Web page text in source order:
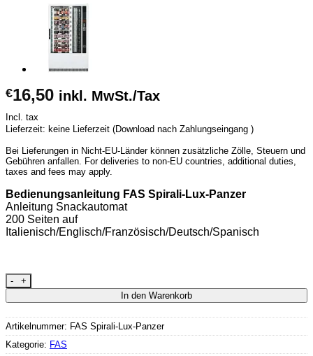
€16,50 inkl. MwSt./Tax
Incl. tax
Lieferzeit: keine Lieferzeit (Download nach Zahlungseingang )
Bei Lieferungen in Nicht-EU-Länder können zusätzliche Zölle, Steuern und
Gebühren anfallen. For deliveries to non-EU countries, additional duties,
taxes and fees may apply.
Bedienungsanleitung FAS Spirali-Lux-Panzer
Anleitung Snackautomat
200 Seiten auf
Italienisch/Englisch/Französisch/Deutsch/Spanisch
FAS Spirali-Lux-Panzer [Digital] Menge
In den Warenkorb
Artikelnummer: FAS Spirali-Lux-Panzer
Kategorie: FAS